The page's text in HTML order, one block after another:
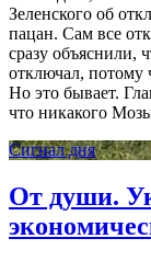
Зеленского об
пацан. Сам все
сразу объяснили,
отключал, потому
Но это бывает.
что никакого
Сигнал дня
От души.